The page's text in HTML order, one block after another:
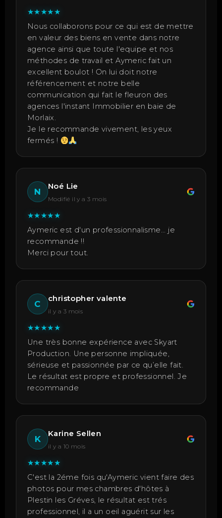
★★★★★
Nous collaborons pour ce qui est de mettre
en valeur des biens en vente dans notre
agence ainsi que toute l'equipe et nos
méthodes de travail et Aymeric fait un
excellent boulot ! On lui doit notre
référencement et notre belle
communication qui fait le fleuron des
agences l'instant Immobilier en baie de
Morlaix.
Je le recommande vivement, les yeux
fermés !
N
Noé Lie
Modifié il y a 3 mois
★★★★★
Aymeric est d'un professionnalisme... je
recommande !!
Merci pour tout.
C
christopher valente
il y a 3 mois
★★★★★
Une très bonne expérience avec Skyart
Production. Une personne impliquée,
sérieuse et passionnée par ce qu’elle fait.
Le résultat est propre et professionnel. Je
recommande
K
Karine Sellen
il y a 10 mois
★★★★★
C'est la 2éme fois qu'Aymeric vient faire des
photos pour mes chambres d'hôtes à
Plestin les Gréves, le résultat est trés
professionnel, il a un oeil aguérit sur les